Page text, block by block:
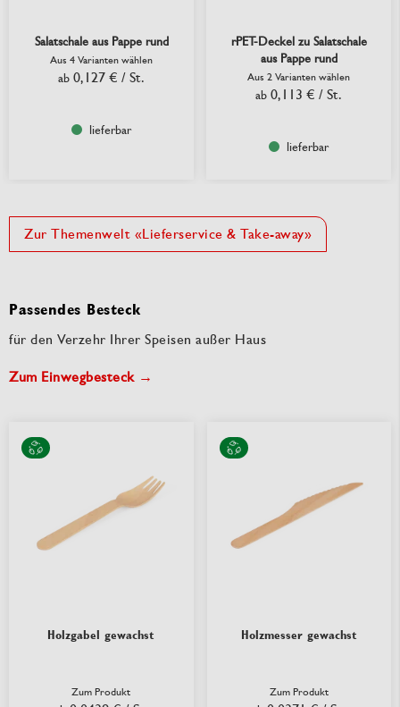
Salatschale aus Pappe rund
Aus 4 Varianten wählen
ab 0,127 € / St.
lieferbar
rPET-Deckel zu Salatschale
aus Pappe rund
Aus 2 Varianten wählen
ab 0,113 € / St.
lieferbar
Zur Themenwelt «Lieferservice & Take-away»
Passendes Besteck
für den Verzehr Ihrer Speisen außer Haus
Zum Einwegbesteck →
Holzgabel gewachst
Zum Produkt
Holzmesser gewachst
Zum Produkt